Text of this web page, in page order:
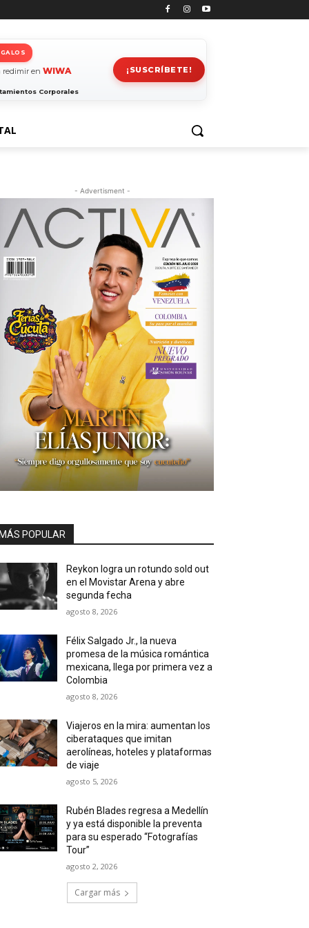
redimir enWIWA
Corporales
¡SUSCRÍBETE!
- Advertisment -
MÁS POPULAR
Reykon logra un rotundo sold out
en el Movistar Arena y abre
segunda fecha
agosto 8, 2026
Félix Salgado Jr., la nueva
promesa de la música romántica
mexicana, llega por primera vez a
Colombia
agosto 8, 2026
Viajeros en la mira: aumentan los
ciberataques que imitan
aerolíneas, hoteles y plataformas
de viaje
agosto 5, 2026
Rubén Blades regresa a Medellín
y ya está disponible la preventa
para su esperado “Fotografías
Tour”
agosto 2, 2026
Cargar más